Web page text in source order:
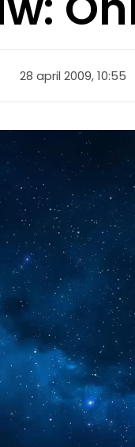
28 april 2009, 10:55